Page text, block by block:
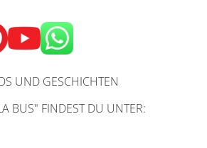
UND GESCHICHTEN
BUS" FINDEST DU UNTER: